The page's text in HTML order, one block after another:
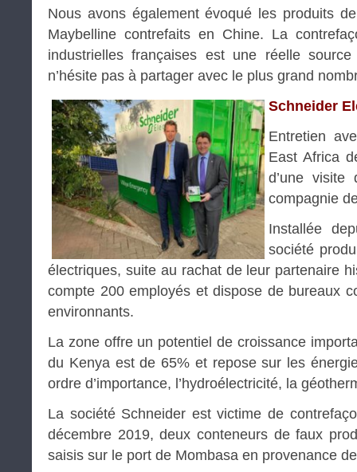
Nous avons également évoqué les produits
Maybelline contrefaits en Chine. La
industrielles françaises est une réelle
n’hésite pas à partager avec le plus grand
Schneider
Entretien
East Africa
d’une
compagnie
Installée
société
électriques, suite au rachat de leur partenaire
compte 200 employés et dispose de bureaux
environnants.
La zone offre un potentiel de croissance
du Kenya est de 65% et repose sur les
ordre d’importance, l’hydroélectricité, la
La société Schneider est victime de
décembre 2019, deux conteneurs de faux
saisis sur le port de Mombasa en provenance